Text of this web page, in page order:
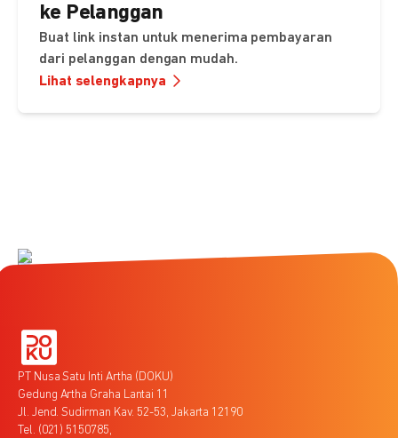
ke Pelanggan
Buat link instan untuk menerima pembayaran
dari pelanggan dengan mudah.
Lihat selengkapnya
PT Nusa Satu Inti Artha (DOKU)
Gedung Artha Graha Lantai 11
Jl. Jend. Sudirman Kav. 52-53, Jakarta 12190
Tel. (021) 5150785,